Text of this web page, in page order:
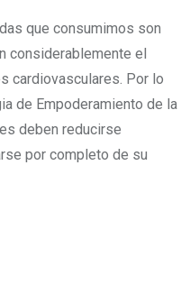
que consumimos son
considerablemente el
cardiovasculares. Por lo
de Empoderamiento de la
deben reducirse
por completo de su